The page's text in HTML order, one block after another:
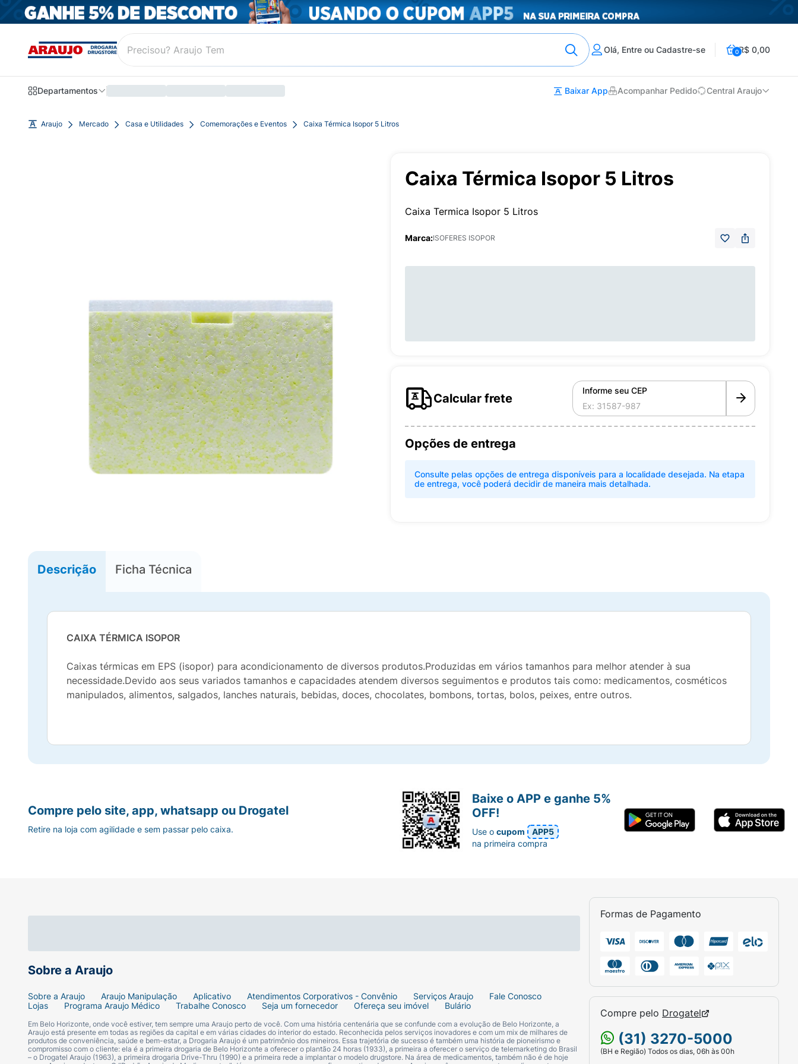
Olá, Entre ou Cadastre-se 0R$ 0,00
Departamentos Baixar App Acompanhar Pedido Central Araujo
Araujo Mercado Casa e Utilidades Comemorações e Eventos Caixa Térmica Isopor 5 Litros
Caixa Térmica Isopor 5 Litros
Caixa Termica Isopor 5 Litros
Marca:ISOFERES ISOPOR
Calcular frete
Informe seu CEP
Opções de entrega
Consulte pelas opções de entrega disponíveis para a localidade desejada. Na etapa
de entrega, você poderá decidir de maneira mais detalhada.
Descrição Ficha Técnica
CAIXA TÉRMICA ISOPOR
Caixas térmicas em EPS (isopor) para acondicionamento de diversos produtos.Produzidas em vários tamanhos para melhor atender à sua
necessidade.Devido aos seus variados tamanhos e capacidades atendem diversos seguimentos e produtos tais como: medicamentos, cosméticos
manipulados, alimentos, salgados, lanches naturais, bebidas, doces, chocolates, bombons, tortas, bolos, peixes, entre outros.
Sobre a Araujo
Sobre a Araujo Araujo Manipulação Aplicativo Atendimentos Corporativos - Convênio Serviços Araujo
Fale Conosco
Lojas
Programa Araujo Médico Trabalhe Conosco Seja um fornecedor Ofereça seu imóvel Bulário
Em Belo Horizonte, onde você estiver, tem sempre uma Araujo perto de você. Com uma história centenária que se confunde com a evolução de Belo Horizonte, a
Araujo está presente em todas as regiões da capital e em várias cidades do interior do estado. Reconhecida pelos serviços inovadores e com um mix de milhares de
produtos de conveniência, saúde e bem-estar, a Drogaria Araujo é um patrimônio dos mineiros. Essa trajetória de sucesso é também uma história de pioneirismo e
compromisso com o cliente: ela é a primeira drogaria de Belo Horizonte a oferecer o plantão 24 horas (1933), a primeira a oferecer o serviço de telemarketing do Brasil
– o Drogatel Araujo (1963), a primeira drogaria Drive-Thru (1990) e a primeira rede a implantar o modelo drugstore. Na área de medicamentos, também não é de hoje
Formas de Pagamento
Compre pelo Drogatel
(31) 3270-5000
(BH e Região) Todos os dias, 06h às 00h
Compre pelo site, app, whatsapp ou Drogatel
Retire na loja com agilidade e sem passar pelo caixa.
Baixe o APP e ganhe 5%
OFF!
Use ocupom
APP5
na primeira compra